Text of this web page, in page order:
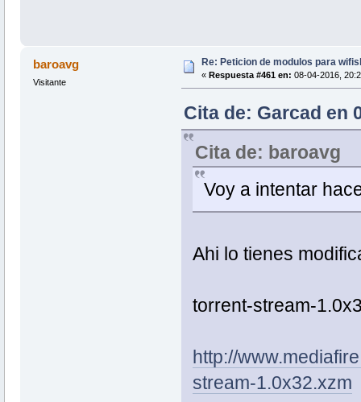
baroavg
Visitante
Re: Peticion de modulos para
« Respuesta #461 en: 08-04-2016,
Cita de: Garcad en
Cita de: baroavg
Voy a intentar
Ahi lo tienes
torrent-stream-
http://
stream-1.0x32.xzm